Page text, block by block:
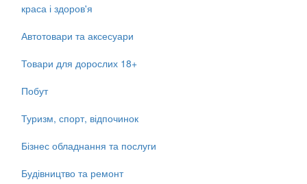
краса і здоров'я
Автотовари та аксесуари
Товари для дорослих 18+
Побут
Туризм, спорт, відпочинок
Бізнес обладнання та послуги
Будівництво та ремонт